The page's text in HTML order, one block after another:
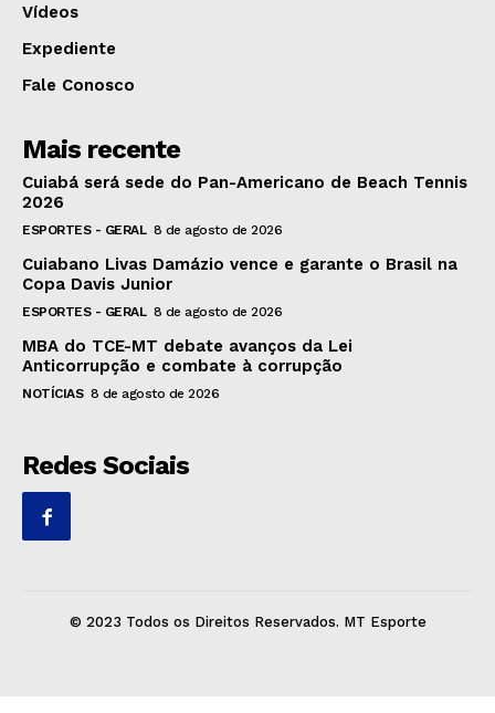
Vídeos
Expediente
Fale Conosco
Mais recente
Cuiabá será sede do Pan-Americano de Beach Tennis
2026
ESPORTES - GERAL 8 de agosto de 2026
Cuiabano Livas Damázio vence e garante o Brasil na
Copa Davis Junior
ESPORTES - GERAL 8 de agosto de 2026
MBA do TCE-MT debate avanços da Lei
Anticorrupção e combate à corrupção
NOTÍCIAS 8 de agosto de 2026
Redes Sociais
© 2023 Todos os Direitos Reservados. MT Esporte